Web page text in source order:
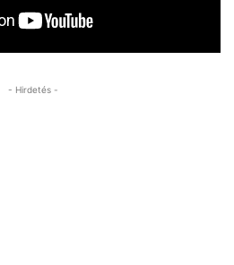
- Hirdetés -